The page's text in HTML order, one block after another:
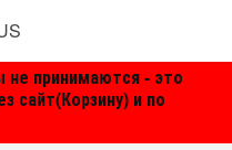
не принимаются - это
сайт(Корзину) и по